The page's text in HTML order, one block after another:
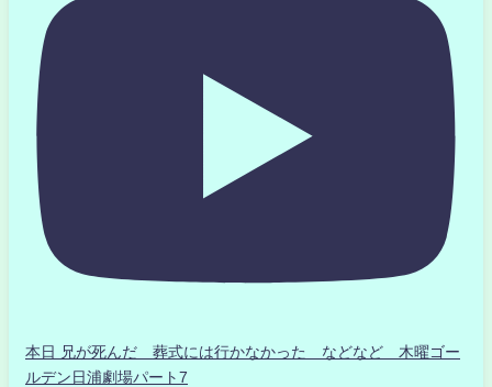
本日 兄が死んだ 葬式には行かなかった などなど 木曜ゴー
ルデン日浦劇場パート7